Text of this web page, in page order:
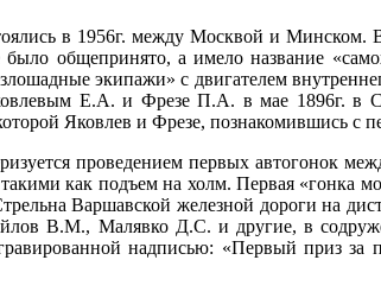
в 1956г. между Москвой и
общепринято, а имело название
экипажи» с двигателем
Е.А. и Фрезе П.А. в мае 1896г. в
Яковлев и Фрезе, познакомившись
проведением первых автогонок
как подъем на холм. Первая «гонка
Варшавской железной дороги на
В.М., Малявко Д.С. и другие, в
надписью: «Первый приз за